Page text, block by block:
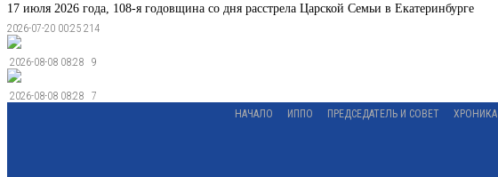
17 июля 2026 года, 108-я годовщина со дня расстрела Царской Семьи в Екатеринбурге
2026-07-20 00:25 214
2026-08-08 08:28 9
2026-08-08 08:28
7
НАЧАЛО
ИППО ПРЕДСЕДАТЕЛЬ И СОВЕТ ХРОНИКА